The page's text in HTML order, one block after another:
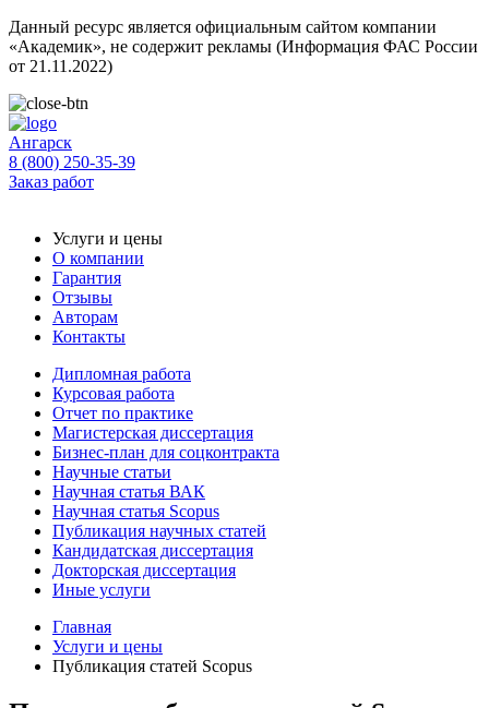
Данный ресурс является официальным сайтом компании
«Академик», не содержит рекламы (Информация ФАС России
от 21.11.2022)
Ангарск
8 (800) 250-35-39
Заказ работ
Услуги и цены
О компании
Гарантия
Отзывы
Авторам
Контакты
Дипломная работа
Курсовая работа
Отчет по практике
Магистерская диссертация
Бизнес-план для соцконтракта
Научные статьи
Научная статья ВАК
Научная статья Scopus
Публикация научных статей
Кандидатская диссертация
Докторская диссертация
Иные услуги
Главная
Услуги и цены
Публикация статей Scopus